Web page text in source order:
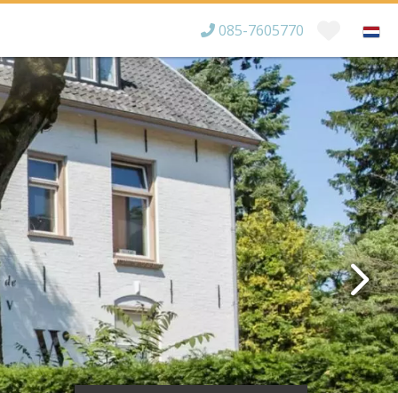
085-7605770
Bereikbaar tot
×